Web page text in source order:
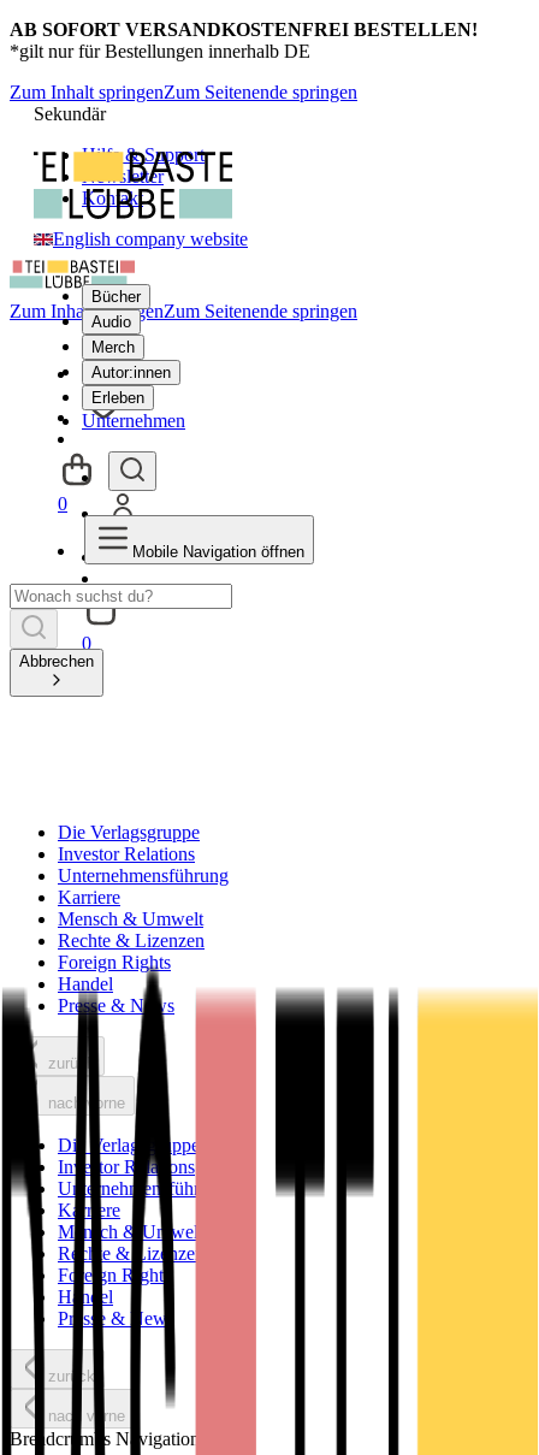
AB SOFORT VERSANDKOSTENFREI BESTELLEN!
*gilt nur für Bestellungen innerhalb DE
Zum Inhalt springenZum Seitenende springen
Sekundär
Hilfe & Support
Newsletter
Kontakt
English company website
Bücher
Audio
Merch
Autor:innen
Erleben
Unternehmen
0
Zum Inhalt springenZum Seitenende springen
0
Mobile Navigation öffnen
Abbrechen
Die Verlagsgruppe
Investor Relations
Unternehmensführung
Karriere
Mensch & Umwelt
Rechte & Lizenzen
Foreign Rights
Handel
Presse & News
zurück
nach vorne
Die Verlagsgruppe
Investor Relations
Unternehmensführung
Karriere
Mensch & Umwelt
Rechte & Lizenzen
Foreign Rights
Handel
Presse & News
zurück
nach vorne
Breadcrumbs Navigation